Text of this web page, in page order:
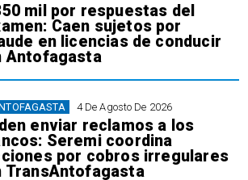
mil por respuestas del
Caen sujetos por
en licencias de conducir
Antofagasta
4 De Agosto De 2026
enviar reclamos a los
Seremi coordina
por cobros irregulares
TransAntofagasta